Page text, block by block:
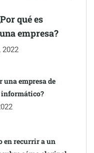
herramientas de
de la arquitectura
qué es
empresa?
2022
una empresa de
en recurrir a un